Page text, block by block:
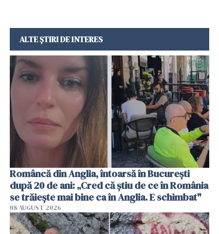
ALTE ȘTIRI DE INTERES
Româncă din Anglia, întoarsă în București
după 20 de ani: „Cred că știu de ce în România
se trăiește mai bine ca în Anglia. E schimbat"
08 AUGUST 2026